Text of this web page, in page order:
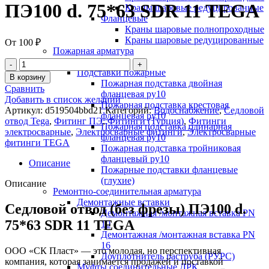
Краны шаровые редуцированные
Фланцевые
Краны шаровые полнопроходные
Краны шаровые редуцированные
Пожарная арматура
Гидранты
Подставки пожарные
Пожарная подставка двойная
фланцевая ру10
Пожарная подставка крестовая
фланцевая ру10
Пожарная подставка одинарная
фланцевая ру10
Пожарная подставка тройниковая
фланцевый ру10
Пожарные подставки фланцевые
(глухие)
Ремонтно-соединительная арматура
Демонтажные вставки
Демонтажная /монтажная вставка PN
10
Демонтажная /монтажная вставка PN
16
Доуплотнитель раструба (РУРС)
Муфты соединительные ДРК
ПЭ100 d. 75*63 SDR 11 TEGA
От 100 ₽
В корзину
Сравнить
Добавить в список желаний
Артикул: d519504bbd21Категорий: Водоснабжение, Седловой
отвод Tega, Фитинг ПЭ, Фитинги (Турция), Фитинги
электросварные, Электросварные фитинги, Электросварные
фитинги TEGA
Описание
Описание
Седловой отвод (без фрезы) ПЭ100 d.
75*63 SDR 11 TEGA
ООО «СК Пласт» — это молодая, но перспективная
компания, которая занимается продажей и поставкой